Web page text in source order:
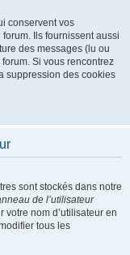
conservent vos
Ils fournissent aussi
des messages (lu ou
Si vous rencontrez
suppression des cookies
sont stockés dans notre
de l’utilisateur
nom d’utilisateur en
tous les